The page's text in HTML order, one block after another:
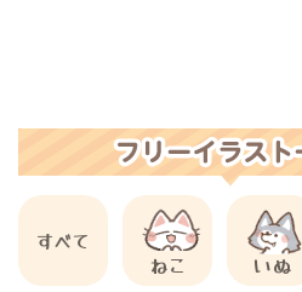
すべて
ねこ
いぬ